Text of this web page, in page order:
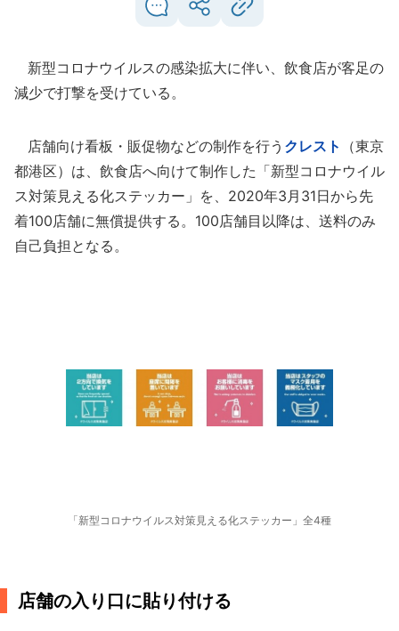
新型コロナウイルスの感染拡大に伴い、飲食店が客足の
減少で打撃を受けている。
店舗向け看板・販促物などの制作を行う クレスト
（東京
都港区）は、飲食店へ向けて制作した「新型コロナウイル
ス対策見える化ステッカー」を、2020年3月31日から先
着100店舗に無償提供する。100店舗目以降は、送料のみ
自己負担となる。
「新型コロナウイルス対策見える化ステッカー」全4種
店舗の入り口に貼り付ける